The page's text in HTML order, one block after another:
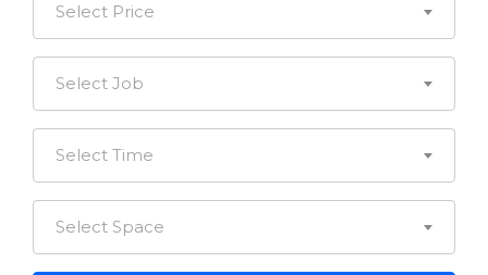
Select Price
Select Job
Select Time
Select Space